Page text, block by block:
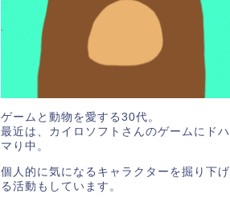
ゲームと動物を愛する30代。
最近は、カイロソフトさんのゲームにドハ
マり中。
個人的に気になるキャラクターを掘り下げ
る活動もしています。